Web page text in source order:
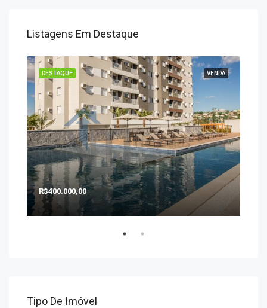
Listagens Em Destaque
VENDA
DESTAQUE
R$400.000,00
Tipo De Imóvel